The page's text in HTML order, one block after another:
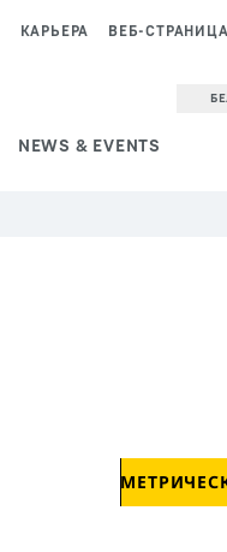
NEWS & EVENTS
ВЕБ-
КАРЬЕРА